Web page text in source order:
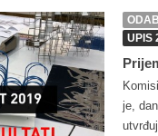
UPIS
je,